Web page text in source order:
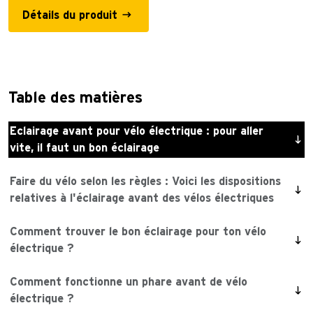
Détails du produit
Table des matières
Eclairage avant pour vélo électrique : pour aller
vite, il faut un bon éclairage
Faire du vélo selon les règles : Voici les dispositions
relatives à l'éclairage avant des vélos électriques
Comment trouver le bon éclairage pour ton vélo
électrique ?
Comment fonctionne un phare avant de vélo
électrique ?